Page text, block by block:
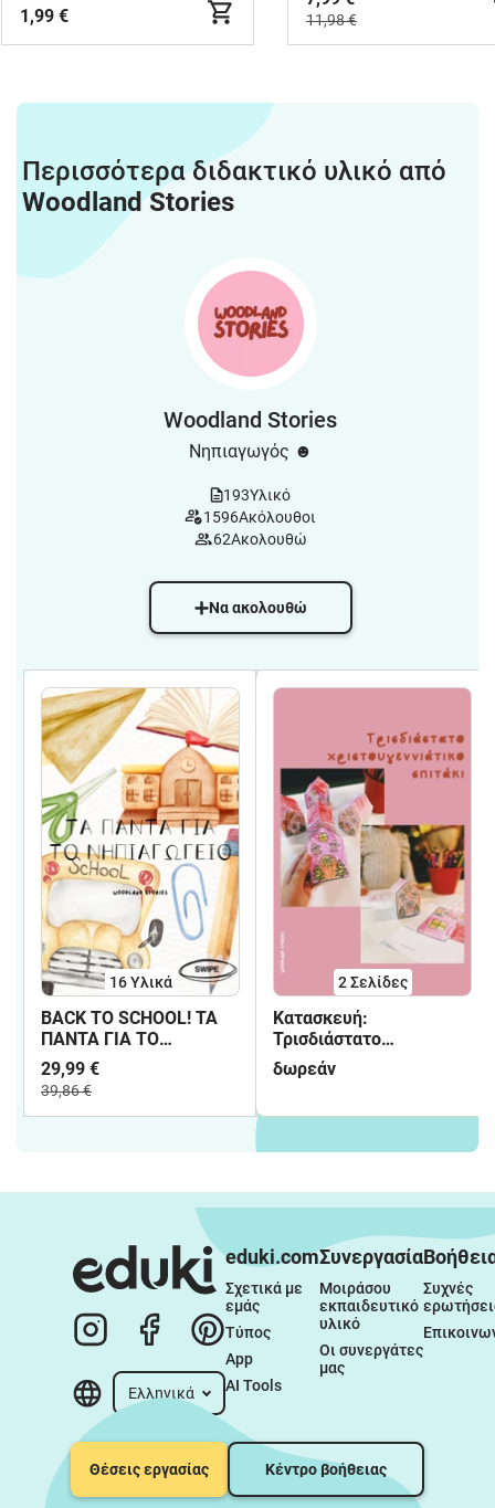
1,99 € 11,98 €
Περισσότερα διδακτικό υλικό από
Woodland Stories
Woodland Stories
Νηπιαγωγός ☻
193Υλικό
1596Ακόλουθοι
62Ακολουθώ
Να ακολουθώ
16 Υλικά
BACK TO SCHOOL! ΤΑ
ΠΑΝΤΑ ΓΙΑ ΤΟ
ΝΗΠΙΑΓΩΓΕΙΟ:
ΗΜΕΡΟΛΟΓΙΟ, ΗΜΕΡΕΣ
ΕΒΔΟΜΑΔΑΣ
(ΘΕΜΑΤΙΚΕΣ ΑΝΑ
ΧΡΩΜΑΤΑ, ΓΩΝΙΕΣ,
ΚΑΝΟΝΕΣ,
ΠΑΡΟΥΣΙΟΛΟΓΙΟ,
ΓΕΝΕΘΛΙΑ, ΑΦΙΣΑ +
ΠΑΙΧΝΙΔΙ
29,99 €
39,86 €
2Σελίδες
Κατασκευή:
Τρισδιάστατο
Χριστουγεννιάτικο
Σπιτάκι
δωρεάν
Ελληνικά
eduki.com
Σχετικά με
εμάς
Τύπος
App
AI Tools
Συνεργασία
Μοιράσου
εκπαιδευτικό
υλικό
Οι συνεργάτες
μας
Συχνές
Θέσεις εργασίας Κέντρο βοήθειας